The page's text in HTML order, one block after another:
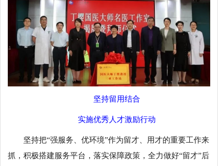
坚持留用结合
实施优秀人才激励行动
坚持把“强服务、优环境”作为留才、用才的重要工作来
抓，积极搭建服务平台，落实保障政策，全力做好“留才”后